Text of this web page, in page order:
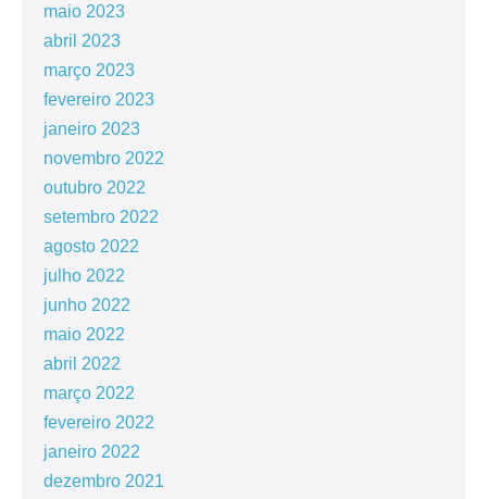
maio 2023
abril 2023
março 2023
fevereiro 2023
janeiro 2023
novembro 2022
outubro 2022
setembro 2022
agosto 2022
julho 2022
junho 2022
maio 2022
abril 2022
março 2022
fevereiro 2022
janeiro 2022
dezembro 2021